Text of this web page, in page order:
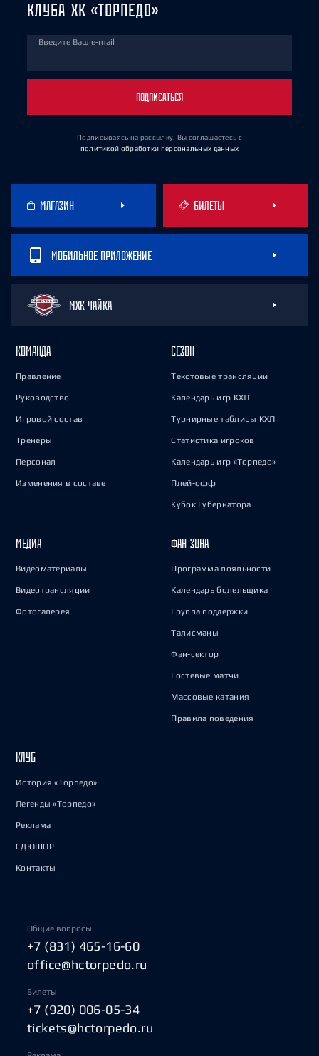
КЛУБА ХК «ТОРПЕДО»
Введите Ваш e-mail
ПОДПИСАТЬСЯ
Подписываясь на рассылку, Вы соглашаетесь с
политикой обработки персональных данных
МАГАЗИН БИЛЕТЫ
МОБИЛЬНОЕ ПРИЛОЖЕНИЕ
МХК ЧАЙКА
КОМАНДА
Правление
Руководство
Игровой состав
Тренеры
Персонал
Изменения в составе
СЕЗОН
Текстовые трансляции
Календарь игр КХЛ
Турнирные таблицы КХЛ
Статистика игроков
Календарь игр «Торпедо»
Плей-офф
Кубок Губернатора
МЕДИА
Видеоматериалы
Видеотрансляции
Фотогалерея
ФАН-ЗОНА
Программа лояльности
Календарь болельщика
Группа поддержки
Талисманы
Фан-сектор
Гостевые матчи
Массовые катания
Правила поведения
КЛУБ
История «Торпедо»
Легенды «Торпедо»
Реклама
СДЮШОР
Контакты
Общие вопросы
+7 (831) 465-16-60
office@hctorpedo.ru
Билеты
+7 (920) 006-05-34
tickets@hctorpedo.ru